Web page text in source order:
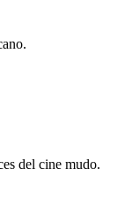
del cine mudo.